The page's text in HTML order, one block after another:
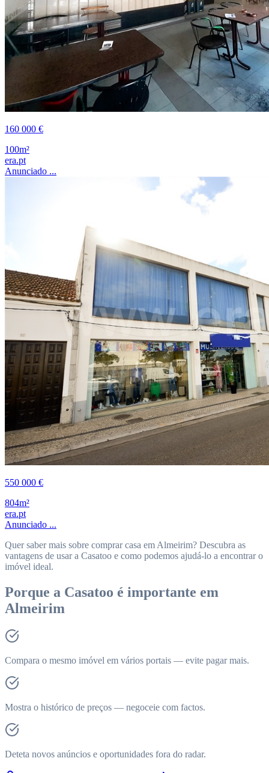
160 000 €
100m²
era.pt
Anunciado ...
550 000 €
804m²
era.pt
Anunciado ...
Quer saber mais sobre comprar casa em Almeirim? Descubra as
vantagens de usar a Casatoo e como podemos ajudá-lo a encontrar o
imóvel ideal.
Porque a Casatoo é importante em
Almeirim
Compara o mesmo imóvel em vários portais — evite pagar mais.
Mostra o histórico de preços — negoceie com factos.
Deteta novos anúncios e oportunidades fora do radar.